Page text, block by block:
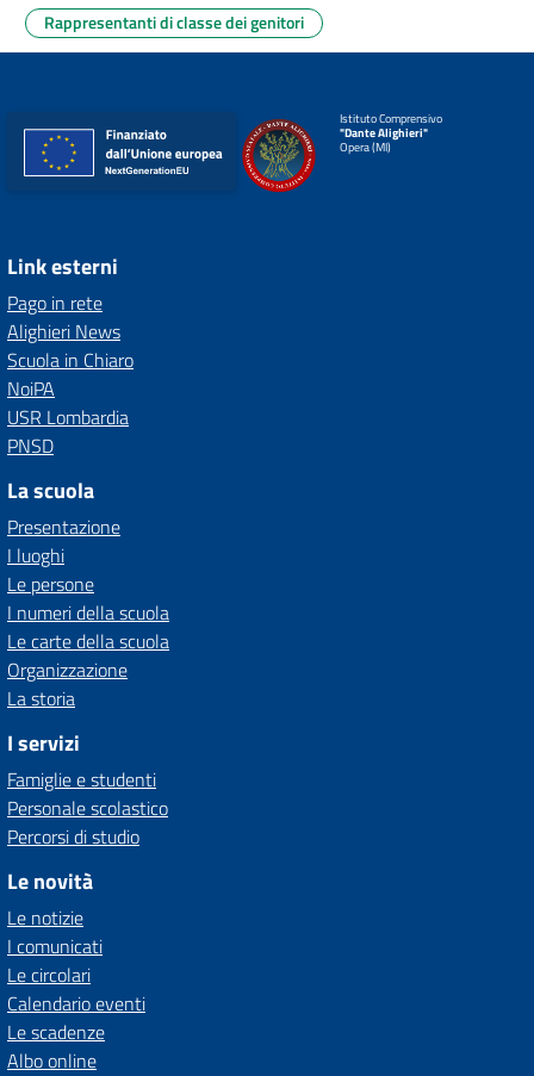
Rappresentanti di classe dei genitori
Istituto Comprensivo
"Dante Alighieri"
Opera (MI)
Link esterni
Pago in rete
Alighieri News
Scuola in Chiaro
NoiPA
USR Lombardia
PNSD
La scuola
Presentazione
I luoghi
Le persone
I numeri della scuola
Le carte della scuola
Organizzazione
La storia
I servizi
Famiglie e studenti
Personale scolastico
Percorsi di studio
Le novità
Le notizie
I comunicati
Le circolari
Calendario eventi
Le scadenze
Albo online